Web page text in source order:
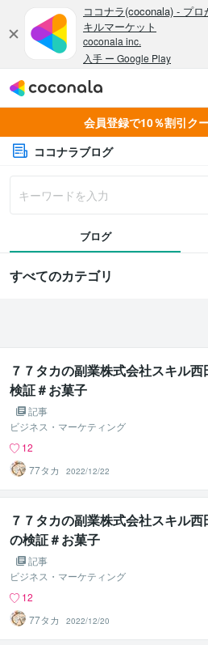
会員登録で10％割引ク
ココナラブログ
ブログ
すべてのカテゴリ
７７タカの副業株式会社スキル
検証＃お菓子
記事
ビジネス・マーケティング
12
77タカ
2022/12/22
７７タカの副業株式会社スキル
の検証＃お菓子
記事
ビジネス・マーケティング
12
77タカ
2022/12/20